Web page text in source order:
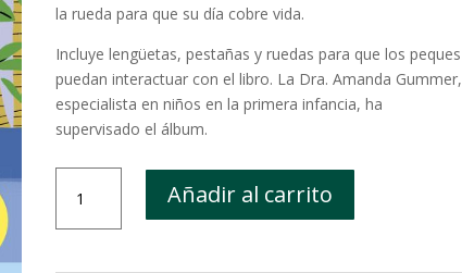
la rueda para que su día cobre vida.
Incluye lengüetas, pestañas y ruedas para que los peques
puedan interactuar con el libro. La Dra. Amanda Gummer,
especialista en niños en la primera infancia, ha
supervisado el álbum.
pedirlo
por
Añadir al carrito